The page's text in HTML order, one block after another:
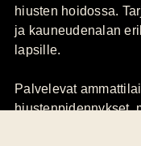
hiusten hoidossa.
ja kauneudenalan
lapsille.
Palvelevat
hiustenpidennykset,